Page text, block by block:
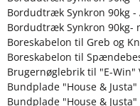
Bordudtræk Synkron 90kg
Bordudtræk Synkron 90kg-
Boreskabelon til Greb og
Boreskabelon til
Brugernøglebrik til "E-Win"
Bundplade "House &
Bundplade "House &